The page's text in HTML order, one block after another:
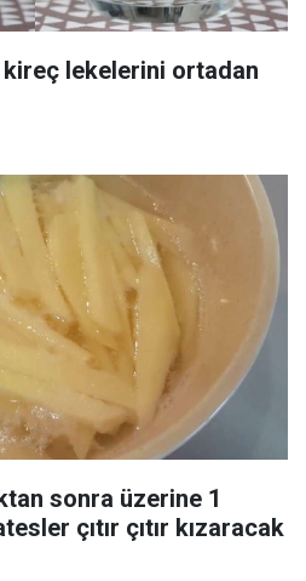
lekelerini ortadan
sonra üzerine 1
çıtır çıtır kızaracak